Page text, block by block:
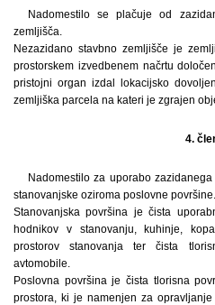
Nadomestilo se plačuje od
zemljišča.
Nezazidano stavbno zemljišče je
prostorskem izvedbenem načrtu
pristojni organ izdal lokacijsko
zemljiška parcela na kateri je zgrajen
4.
Nadomestilo za uporabo
stanovanjske oziroma poslovne površine.
Stanovanjska površina je čista
hodnikov v stanovanju, kuhinje,
prostorov stanovanja ter čista
avtomobile.
Poslovna površina je čista tlorisna
prostora, ki je namenjen za